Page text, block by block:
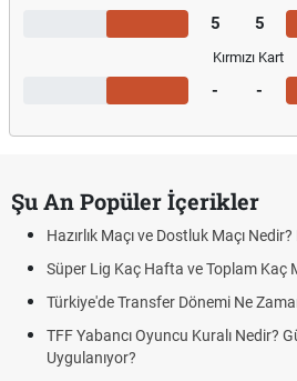
5 5
Kırmızı Kart
- -
Şu An Popüler İçerikler
Hazırlık Maçı ve Dostluk Maçı
Süper Lig Kaç Hafta ve Toplam Kaç
Türkiye'de Transfer Dönemi Ne
TFF Yabancı Oyuncu Kuralı Nedir?
Uygulanıyor?